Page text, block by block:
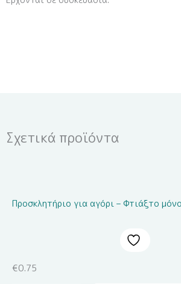
Σχετικά προϊόντα
Προσκλητήριο για αγόρι – Φτιάξτο
€0.75